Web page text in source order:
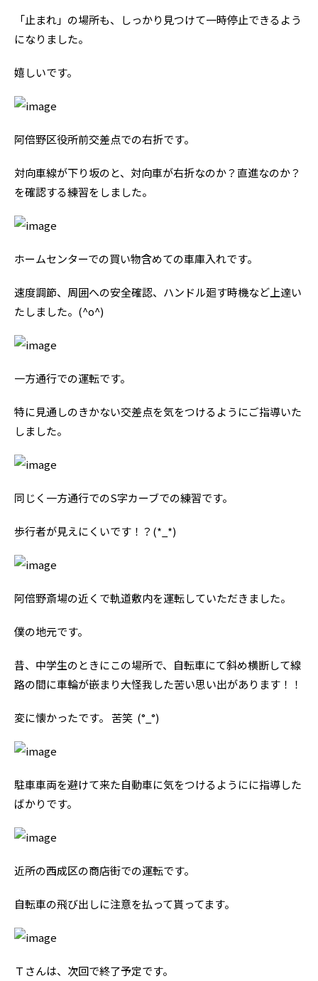
「止まれ」の場所も、しっかり見つけて一時停止できるよう
になりました。
嬉しいです。
阿倍野区役所前交差点での右折です。
対向車線が下り坂のと、対向車が右折なのか？直進なのか？
を確認する練習をしました。
ホームセンターでの買い物含めての車庫入れです。
速度調節、周囲への安全確認、ハンドル廻す時機など上達い
たしました。(^o^)
一方通行での運転です。
特に見通しのきかない交差点を気をつけるようにご指導いた
しました。
同じく一方通行でのS字カーブでの練習です。
歩行者が見えにくいです！？(*_*)
阿倍野斎場の近くで軌道敷内を運転していただきました。
僕の地元です。
昔、中学生のときにこの場所で、自転車にて斜め横断して線
路の間に車輪が嵌まり大怪我した苦い思い出があります！！
変に懐かったです。 苦笑 (°_°)
駐車車両を避けて来た自動車に気をつけるようにに指導した
ばかりです。
近所の西成区の商店街での運転です。
自転車の飛び出しに注意を払って貰ってます。
Ｔさんは、次回で終了予定です。